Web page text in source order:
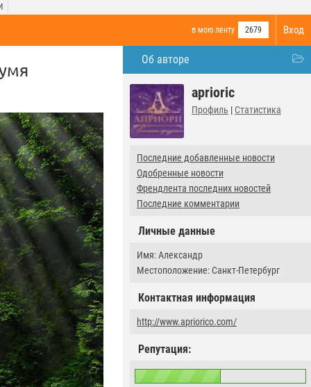
Вход
в мою ленту 2679
Об авторе
aprioric
Профиль | Статистика
Последние добавленные новости
Одобренные новости
Френдлента последних новостей
Последние комментарии
Личные данные
Имя: Александр
Местоположение: Санкт-Петербург
Контактная информация
http://www.apriorico.com/
Репутация: